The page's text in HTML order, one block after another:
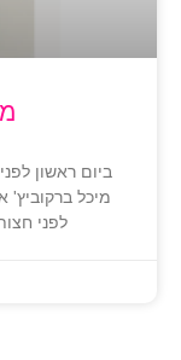
לפני חצות, ול-400 תומכים